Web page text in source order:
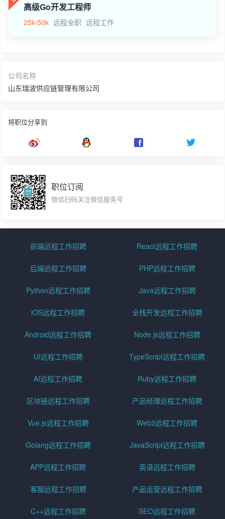
高级Go开发工程师
25k-50k 远程全职 远程工作
公司名称
山东瑞波供应链管理有限公司
将职位分享到
职位订阅
微信扫码关注微信服务号
前端远程工作招聘 React远程工作招聘
后端远程工作招聘 PHP远程工作招聘
Python远程工作招聘 Java远程工作招聘
iOS远程工作招聘 全栈开发远程工作招聘
Android远程工作招聘 Node.js远程工作招聘
UI远程工作招聘 TypeScript远程工作招聘
AI远程工作招聘 Ruby远程工作招聘
区块链远程工作招聘 产品经理远程工作招聘
Vue.js远程工作招聘 Web3远程工作招聘
Golang远程工作招聘 JavaScript远程工作招聘
APP远程工作招聘 英语远程工作招聘
客服远程工作招聘 产品运营远程工作招聘
C++远程工作招聘 SEO远程工作招聘